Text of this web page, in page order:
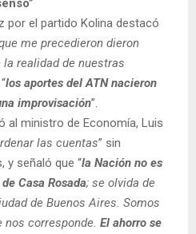
por el partido Kolina destacó
me precedieron dieron
realidad de nuestras
los aportes del ATN nacieron
improvisación”.
al ministro de Economía, Luis
las cuentas” sin
y señaló que “la Nación no es
Casa Rosada; se olvida de
de Buenos Aires. Somos
corresponde. El ahorro se